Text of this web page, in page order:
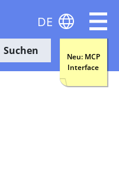
Suchen
Neu: MCP
Interface
DE